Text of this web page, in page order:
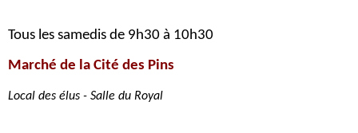
Tous les samedis de 9h30 à 10h30
Marché de la Cité des Pins
Local des élus - Salle du Royal